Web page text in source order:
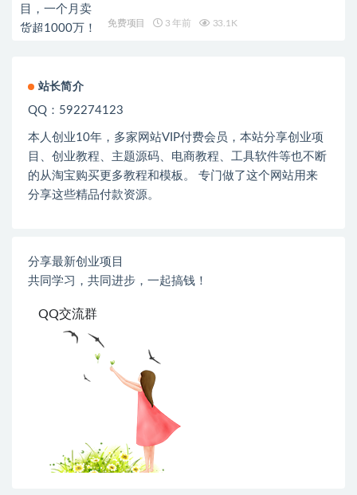
免费项目 3 年前 33.1K
站长简介
QQ：592274123
本人创业10年，多家网站VIP付费会员，本站分享创业项
目、创业教程、主题源码、电商教程、工具软件等也不断
的从淘宝购买更多教程和模板。 专门做了这个网站用来
分享这些精品付款资源。
分享最新创业项目
共同学习，共同进步，一起搞钱！
QQ交流群